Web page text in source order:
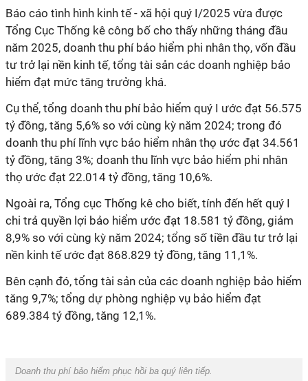
Báo cáo tình hình kinh tế - xã hội quý I/2025 vừa được
Tổng Cục Thống kê công bố cho thấy những tháng đầu
năm 2025, doanh thu phí bảo hiểm phi nhân thọ, vốn đầu
tư trở lại nền kinh tế, tổng tài sản các doanh nghiệp bảo
hiểm đạt mức tăng trưởng khá.
Cụ thể, tổng doanh thu phí bảo hiểm quý I ước đạt 56.575
tỷ đồng, tăng 5,6% so với cùng kỳ năm 2024; trong đó
doanh thu phí lĩnh vực bảo hiểm nhân thọ ước đạt 34.561
tỷ đồng, tăng 3%; doanh thu lĩnh vực bảo hiểm phi nhân
thọ ước đạt 22.014 tỷ đồng, tăng 10,6%.
Ngoài ra, Tổng cục Thống kê cho biết, tính đến hết quý I
chi trả quyền lợi bảo hiểm ước đạt 18.581 tỷ đồng, giảm
8,9% so với cùng kỳ năm 2024; tổng số tiền đầu tư trở lại
nền kinh tế ước đạt 868.829 tỷ đồng, tăng 11,1%.
Bên cạnh đó, tổng tài sản của các doanh nghiệp bảo hiểm
tăng 9,7%; tổng dự phòng nghiệp vụ bảo hiểm đạt
689.384 tỷ đồng, tăng 12,1%.
Doanh thu phí bảo hiểm phục hồi ba quý liên tiếp.